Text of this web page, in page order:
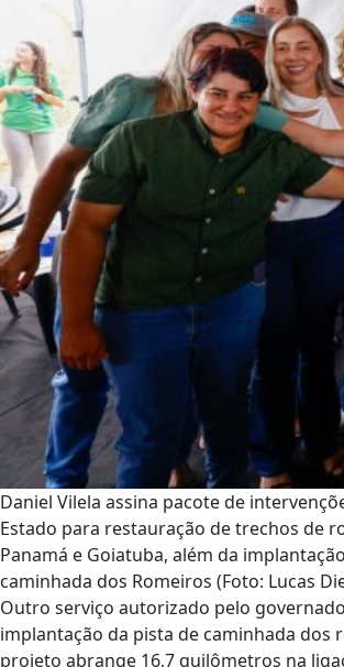
Daniel Vilela assina pacote de
Estado para restauração de trechos de
Panamá e Goiatuba, além da
caminhada dos Romeiros (Foto: Lucas
Outro serviço autorizado pelo
implantação da pista de caminhada dos
projeto abrange 16,7 quilômetros na